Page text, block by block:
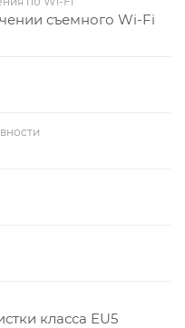
съемного Wi-Fi
класса EU5